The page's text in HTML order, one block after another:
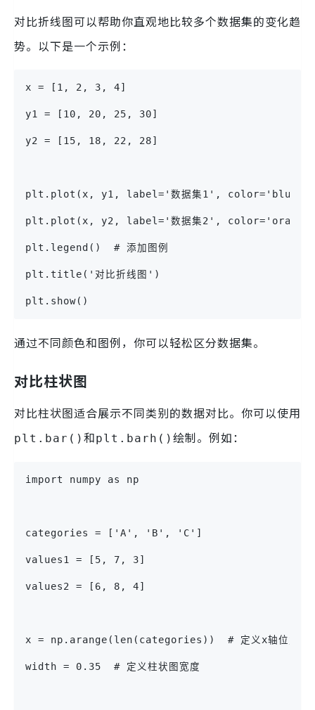
对比折线图可以帮助你直观地比较多个数据集的变化趋
势。以下是一个示例：
x = [1, 2, 3, 4]
y1 = [10, 20, 25, 30]
y2 = [15, 18, 22, 28]
plt.plot(x, y1, label='数据集1', color='blue')
plt.plot(x, y2, label='数据集2',
plt.legend()  # 添加图例
plt.title('对比折线图')
plt.show()
通过不同颜色和图例，你可以轻松区分数据集。
对比柱状图
对比柱状图适合展示不同类别的数据对比。你可以使用
plt.bar() 和plt.barh() 绘制。例如：
import numpy as np
categories = ['A', 'B', 'C']
values1 = [5, 7, 3]
values2 = [6, 8, 4]
x = np.arange(len(categories))  # 定义x轴位置
width = 0.35  # 定义柱状图宽度